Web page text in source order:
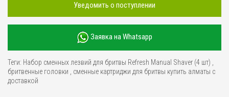
Уведомить о поступлении
Заявка на Whatsapp
Теги: Набор сменных лезвий для бритвы Refresh Manual Shaver (4 шт)
бритвенные головки
сменные картриджи для бритвы купить алматы с
доставкой